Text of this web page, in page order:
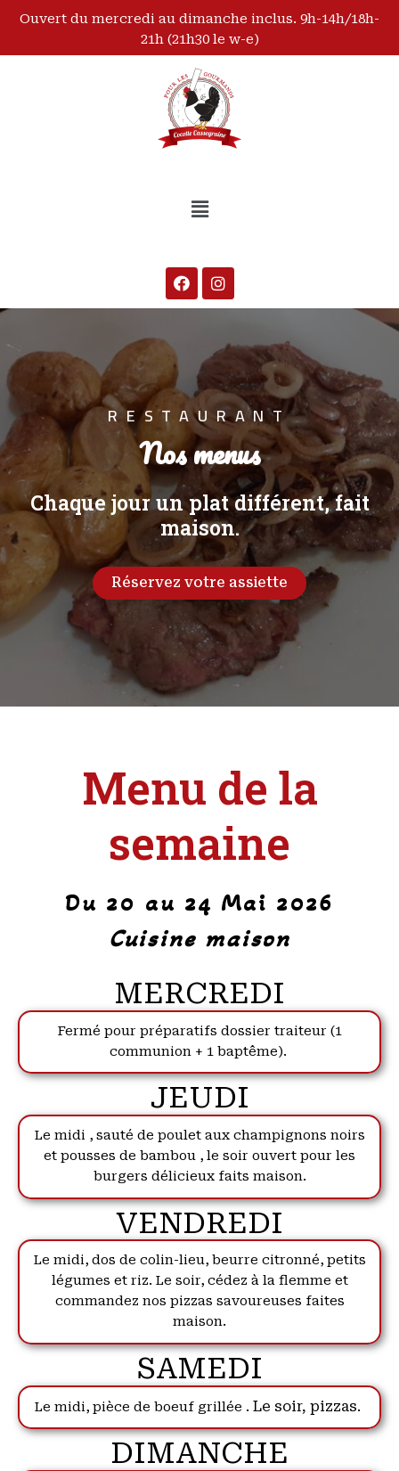
Ouvert du mercredi au dimanche inclus. 9h-14h/18h-
21h (21h30 le w-e)
RESTAURANT
Nos menus
Chaque jour un plat différent, fait
maison.
Réservez votre assiette
Menu de la
semaine
Du 20 au 24 Mai 2026
Cuisine maison
MERCREDI
Fermé pour préparatifs dossier traiteur (1
communion + 1 baptême).
JEUDI
Le midi , sauté de poulet aux champignons noirs
et pousses de bambou , le soir ouvert pour les
burgers délicieux faits maison.
VENDREDI
Le midi, dos de colin-lieu, beurre citronné, petits
légumes et riz. Le soir, cédez à la flemme et
commandez nos pizzas savoureuses faites
maison.
SAMEDI
Le midi, pièce de boeuf grillée . Le soir, pizzas.
DIMANCHE